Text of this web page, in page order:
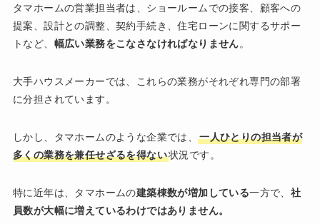
タマホームの営業担当者は、ショールームでの接客、顧客への
提案、設計との調整、契約手続き、住宅ローンに関するサポー
トなど、 幅広い業務をこなさなければなりません。
大手ハウスメーカーでは、これらの業務がそれぞれ専門の部署
に分担されています。
しかし、タマホームのような企業では、一人ひとりの担当者が
多くの業務を兼任せざるを得ない状況です。
特に近年は、タマホームの建築棟数が増加している一方で、 社
員数が大幅に増えているわけではありません。